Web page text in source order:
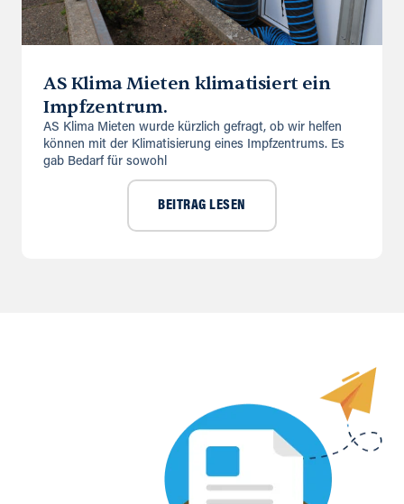
AS Klima Mieten klimatisiert ein
Impfzentrum.
AS Klima Mieten wurde kürzlich gefragt, ob wir helfen
können mit der Klimatisierung eines Impfzentrums. Es
gab Bedarf für sowohl
BEITRAG LESEN